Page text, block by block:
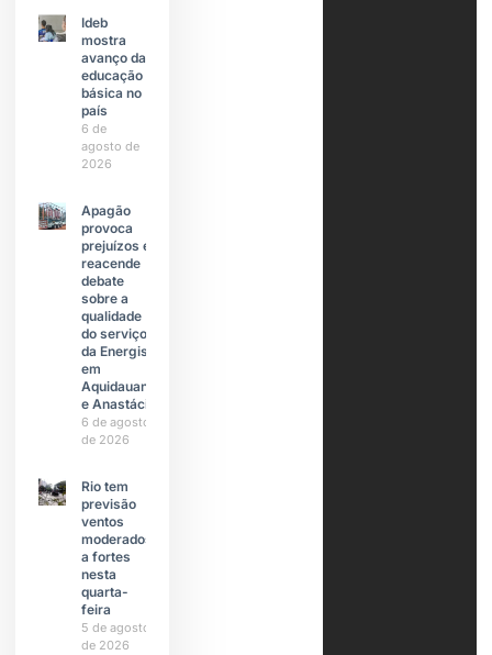
Ideb
mostra
avanço da
educação
básica no
país
6 de
agosto de
2026
Apagão
provoca
prejuízos e
reacende
debate
sobre a
qualidade
do serviço
da Energisa
em
Aquidauana
e Anastácio
6 de agosto
de 2026
Rio tem
previsão
ventos
moderados
a fortes
nesta
quarta-
feira
5 de agosto
de 2026